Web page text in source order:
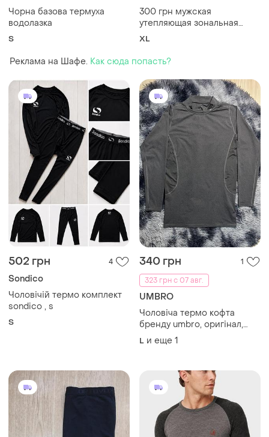
Чорна базова термуха
водолазка
S
300 грн мужская
утепляющая зональная
термокофтина kingcraft
XL
Реклама на Шафе. Как сюда попасть?
502 грн 4
Sondico
Чоловічій термо комплект
sondico , s
S
340 грн
1
323 грн с 07 авг.
UMBRO
Чоловіча термо кофта
бренду umbro, оригінал,
розмір l
L и еще 1